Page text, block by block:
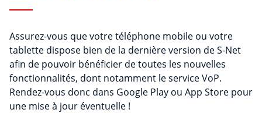
Assurez-vous que votre téléphone mobile ou votre
tablette dispose bien de la dernière version de S-Net
afin de pouvoir bénéficier de toutes les nouvelles
fonctionnalités, dont notamment le service VoP.
Rendez-vous donc dans Google Play ou App Store pour
une mise à jour éventuelle !